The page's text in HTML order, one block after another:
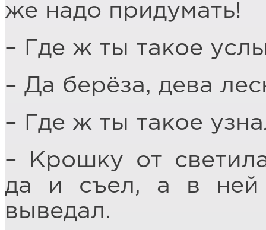
же надо придумать!
– Где ж ты такое
– Да берёза, дева
– Где ж ты такое
– Крошку от
да и съел, а в ней
выведал.